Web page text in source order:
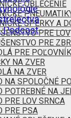
Podcast
OBLEČENIE
ŠPERKY A
PRE LOV
PRE
PRE
NA ZVER
NA ZVER
NA SPOLOČNÉ
POTREBNÉ NA
PRE LOV SRNCA
PRE PSA